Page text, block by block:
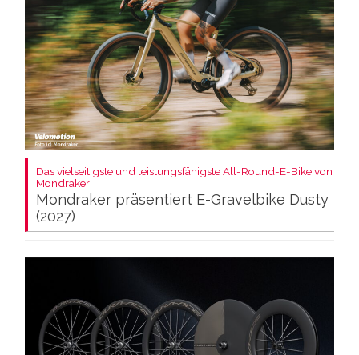
Das vielseitigste und leistungsfähigste All-Round-E-Bike von
Mondraker:
Mondraker präsentiert E-Gravelbike Dusty
(2027)